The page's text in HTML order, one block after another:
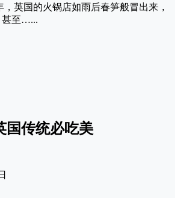
英国的火锅店如雨后春笋般冒出来，
甚至…...
国传统必吃美